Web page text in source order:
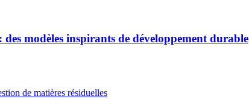
modèles inspirants de développement durable
de matières résiduelles